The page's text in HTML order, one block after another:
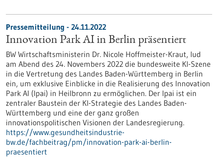
Pressemitteilung - 24.11.2022
Innovation Park AI in Berlin präsentiert
BW Wirtschaftsministerin Dr. Nicole Hoffmeister-Kraut, lud
am Abend des 24. Novembers 2022 die bundesweite KI-Szene
in die Vertretung des Landes Baden-Württemberg in Berlin
ein, um exklusive Einblicke in die Realisierung des Innovation
Park AI (Ipai) in Heilbronn zu ermöglichen. Der Ipai ist ein
zentraler Baustein der KI-Strategie des Landes Baden-
Württemberg und eine der ganz großen
innovationspolitischen Visionen der Landesregierung.
https://www.gesundheitsindustrie-
bw.de/fachbeitrag/pm/innovation-park-ai-berlin-
praesentiert